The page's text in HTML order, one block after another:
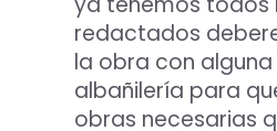
redactados
la obra con
albañilería para
obras necesarias